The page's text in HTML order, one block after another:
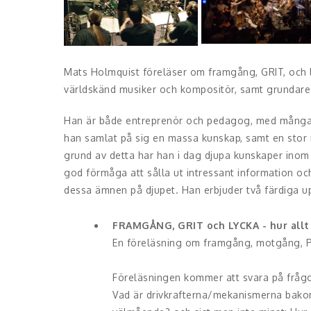
Mats Holmquist föreläser om framgång, GRIT,
världskänd musiker och kompositör, samt
Han är både entreprenör och pedagog, med
han samlat på sig en massa kunskap, samt en
grund av detta har han i dag djupa kunskaper
god förmåga att sålla ut intressant information
dessa ämnen på djupet. Han erbjuder två färdiga
FRAMGÅNG, GRIT och LYCKA - hur
En föreläsning om framgång, motgång,
Föreläsningen kommer att svara på
Vad är drivkrafterna/mekanismerna